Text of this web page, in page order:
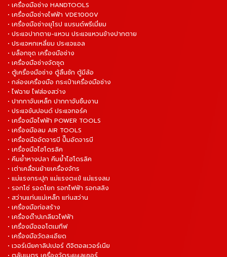
• เครื่องมือช่าง HANDTOOLS
• เครื่องมือช่างไฟฟ้า VDE1000V
• เครื่องมือช่างยุโรป แบรนด์พรีเมี่ยม
• ประแจปากตาย-แหวน ประแจแหวนข้างปากตาย
• ประแจหกเหลี่ยม ประแจแอล
• บล็อกชุด เครื่องมือช่าง
• เครื่องมือช่างจัดชุด
• ตู้เครื่องมือช่าง ตู้ลิ้นชัก ตู้มีล้อ
• กล่องเครื่องมือ กระเป๋าเครื่องมือช่าง
• ไฟฉาย ไฟส่องสว่าง
• ปากกาจับเหล็ก ปากกาจับชิ้นงาน
• ประแจขันปอนด์ ประแจทอร์ค
• เครื่องมือไฟฟ้า POWER TOOLS
• เครื่องมือลม AIR TOOLS
• เครื่องมืออัดจารบี ปั๊มอัดจารบี
• เครื่องมือไฮโดรลิค
• คีมย้ำหางปลา คีมย้ำไฮโดรลิค
• เต่าเคลื่อนย้ายเครื่องจักร
• แม่แรงกระปุก แม่แรงตะเข้ แม่แรงลม
• รอกโซ่ รอดโยก รอกไฟฟ้า รอกสลิง
• สว่านแท่นแม่เหล็ก แท่นสว่าน
• เครื่องมือก่อสร้าง
• เครื่องต๊าปเกลียวไฟฟ้า
• เครื่องมือออโตเมทีฟ
• เครื่องมือวัดละเอียด
• เวอร์เนียคาลิปเปอร์ ดิจิตอลเวอร์เนีย